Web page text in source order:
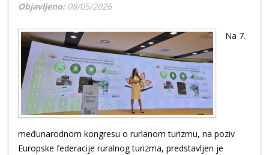
Objavljeno: 08/05/2026
Na 7.
međunarodnom kongresu o rurlanom turizmu, na poziv
Europske federacije ruralnog turizma, predstavljen je